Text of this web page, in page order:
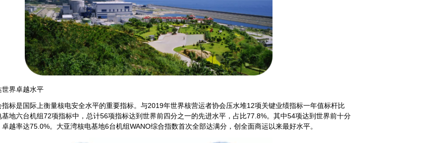
世界卓越水平
标是国际上衡量核电安全水平的重要指标。与2019年世界核营运者协会压水堆12项关键业绩指标一年值标杆比
地六台机组72项指标中，总计56项指标达到世界前四分之一的先进水平，占比77.8%。其中54项达到世界前十分
越率达75.0%。大亚湾核电基地6台机组WANO综合指数首次全部达满分，创全面商运以来最好水平。